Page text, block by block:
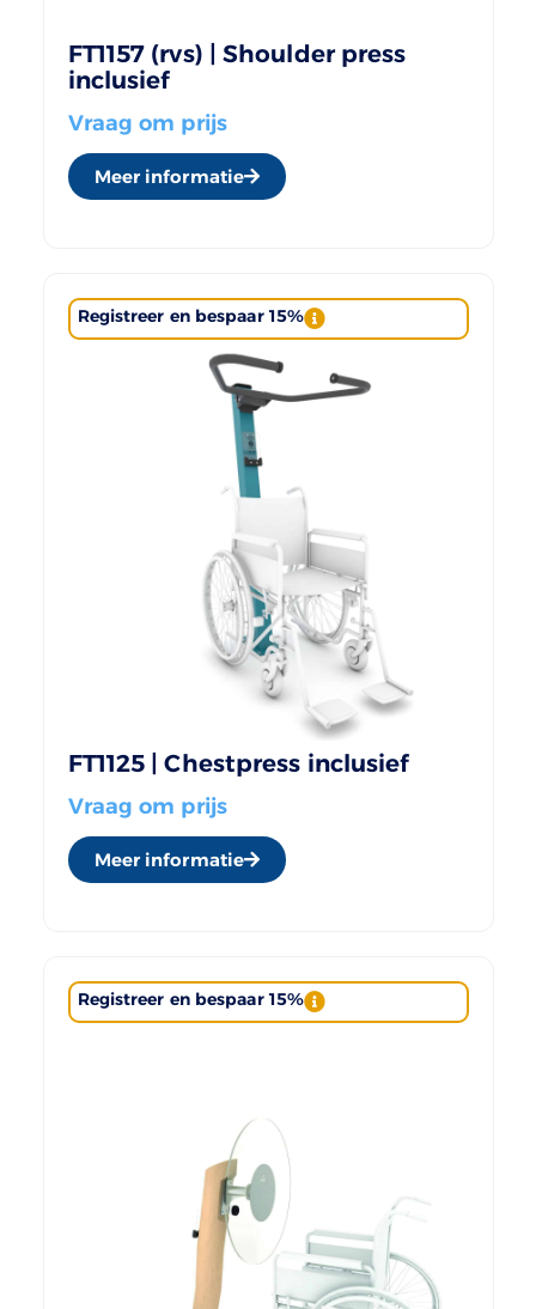
FT1157 (rvs) | Shoulder press
inclusief
Vraag om prijs
Meer informatie
Registreer en bespaar 15%
FT1125 | Chestpress inclusief
Vraag om prijs
Meer informatie
Registreer en bespaar 15%